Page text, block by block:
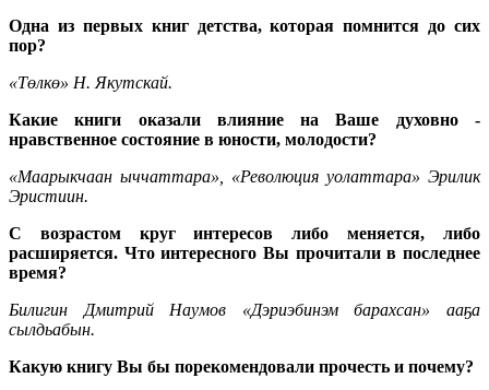
Одна из первых книг детства, которая помнится до сих
пор?
«Төлкө» Н. Якутскай.
Какие книги оказали влияние на Ваше духовно -
нравственное состояние в юности, молодости?
«Маарыкчаан ыччаттара», «Революция уолаттара» Эрилик
Эристиин.
С возрастом круг интересов либо меняется, либо
расширяется. Что интересного Вы прочитали в последнее
время?
Билигин Дмитрий Наумов «Дэриэбинэм барахсан» ааҕа
сылдьабын.
Какую книгу Вы бы порекомендовали прочесть и почему?